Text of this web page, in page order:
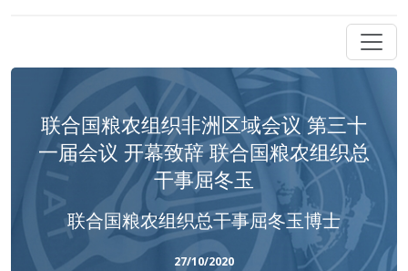
联合国粮农组织非洲区域会议 第三十
一届会议 开幕致辞 联合国粮农组织总
干事屈冬玉
联合国粮农组织总干事屈冬玉博士
27/10/2020